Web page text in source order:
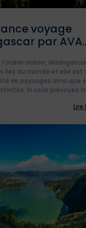
voyage
par AVA
Indien,
îles du monde et elle est
de paysages ainsi que
Si vous prévoyez
ou des raisons
parer à toutes